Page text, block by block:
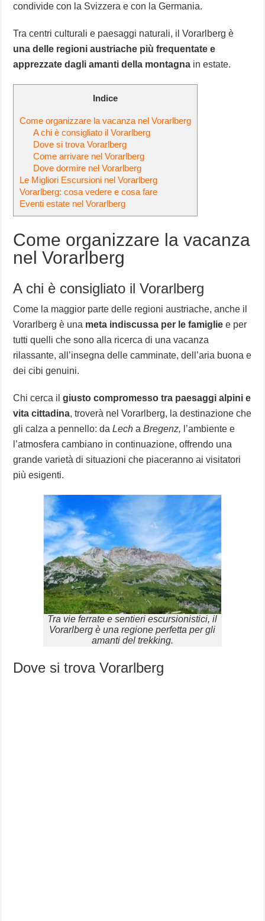
condivide con la Svizzera e con la Germania.
Tra centri culturali e paesaggi naturali, il Vorarlberg è
una delle regioni austriache più frequentate e
apprezzate dagli amanti della montagna in estate.
Indice
Come organizzare la vacanza nel Vorarlberg
A chi è consigliato il Vorarlberg
Dove si trova Vorarlberg
Come arrivare nel Vorarlberg
Dove dormire nel Vorarlberg
Le Migliori Escursioni nel Vorarlberg
Vorarlberg: cosa vedere e cosa fare
Eventi estate nel Vorarlberg
Come organizzare la vacanza
nel Vorarlberg
A chi è consigliato il Vorarlberg
Come la maggior parte delle regioni austriache, anche il
Vorarlberg è una meta indiscussa per le famiglie e per
tutti quelli che sono alla ricerca di una vacanza
rilassante, all’insegna delle camminate, dell’aria buona e
dei cibi genuini.
Chi cerca ilgiusto compromesso tra paesaggi alpini e
vita cittadina, troverà nel Vorarlberg, la destinazione che
gli calza a pennello: daLech aBregenz, l’ambiente e
l’atmosfera cambiano in continuazione, offrendo una
grande varietà di situazioni che piaceranno ai visitatori
più esigenti.
Tra vie ferrate e sentieri escursionistici, il
Vorarlberg è una regione perfetta per gli
amanti del trekking.
Dove si trova Vorarlberg